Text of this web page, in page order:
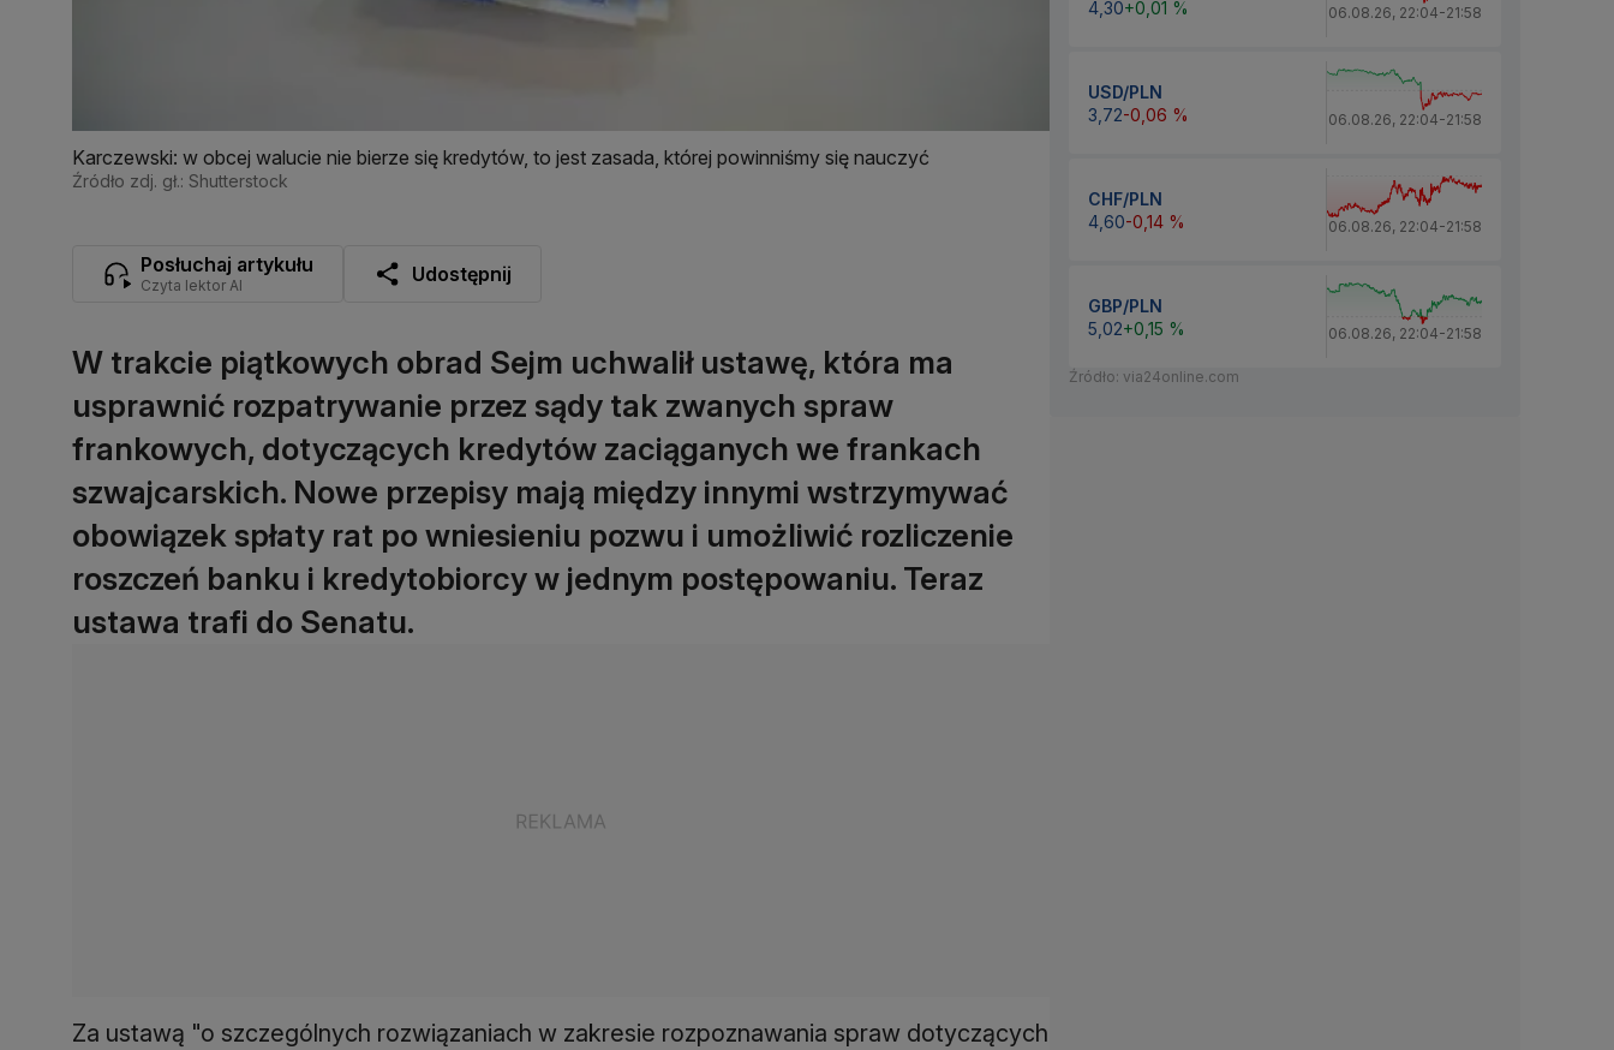
Karczewski: w obcej walucie nie bierze się kredytów, to jest zasada, której powinniśmy się nauczyć
Źródło zdj. gł.: Shutterstock
Posłuchaj artykułu
Czyta lektor AI Udostępnij
W trakcie piątkowych obrad Sejm uchwalił ustawę, która ma
usprawnić rozpatrywanie przez sądy tak zwanych spraw
frankowych, dotyczących kredytów zaciąganych we frankach
szwajcarskich. Nowe przepisy mają między innymi wstrzymywać
obowiązek spłaty rat po wniesieniu pozwu i umożliwić rozliczenie
roszczeń banku i kredytobiorcy w jednym postępowaniu. Teraz
ustawa trafi do Senatu.
Za ustawą "o szczególnych rozwiązaniach w zakresie rozpoznawania spraw dotyczących
4,30+0,01 % 06.08.26, 22:04-21:58
USD/PLN
3,72-0,06 % 06.08.26, 22:04-21:58
CHF/PLN
4,60-0,14 % 06.08.26, 22:04-21:58
GBP/PLN
5,02+0,15 % 06.08.26, 22:04-21:58
Źródło: via24online.com